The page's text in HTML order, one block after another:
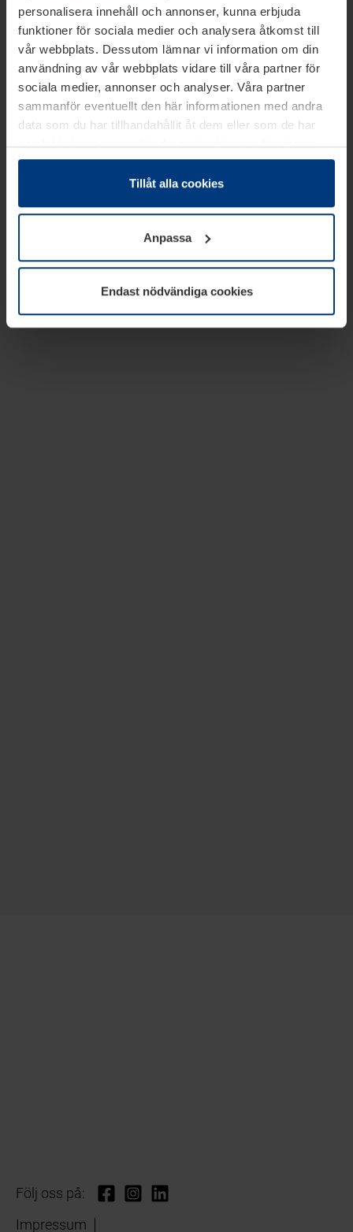
personalisera innehåll och annonser, kunna erbjuda
funktioner för sociala medier och analysera åtkomst till
vår webbplats. Dessutom lämnar vi information om din
användning av vår webbplats vidare till våra partner för
sociala medier, annonser och analyser. Våra partner
sammanför eventuellt den här informationen med andra
data som du har tillhandahållit åt dem eller som de har
samlat in inom ramen för din användning av tjänsterna.
Juridiskt kan vi lagra kakor på din enhet, om de är
absolut nödvändiga för driften av den här webbplatsen.
godkännande kan du när som helst ändra eller återkalla i
informationen om kakor underDataskyddsförklaring
vår webbplats.
Tillåt alla cookies
Anpassa
Endast nödvändiga cookies
Följ oss på:
Impressum